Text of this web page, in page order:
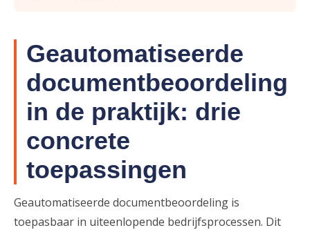
Geautomatiseerde
documentbeoordeling
in de praktijk: drie
concrete
toepassingen
Geautomatiseerde documentbeoordeling is
toepasbaar in uiteenlopende bedrijfsprocessen. Dit